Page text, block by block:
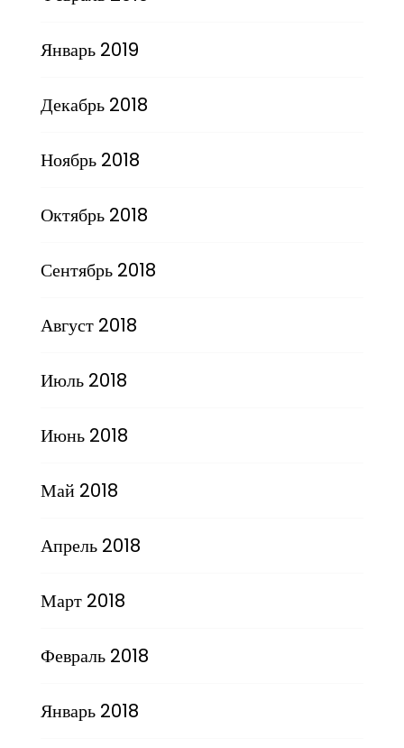
Январь 2019
Декабрь 2018
Ноябрь 2018
Октябрь 2018
Сентябрь 2018
Август 2018
Июль 2018
Июнь 2018
Май 2018
Апрель 2018
Март 2018
Февраль 2018
Январь 2018